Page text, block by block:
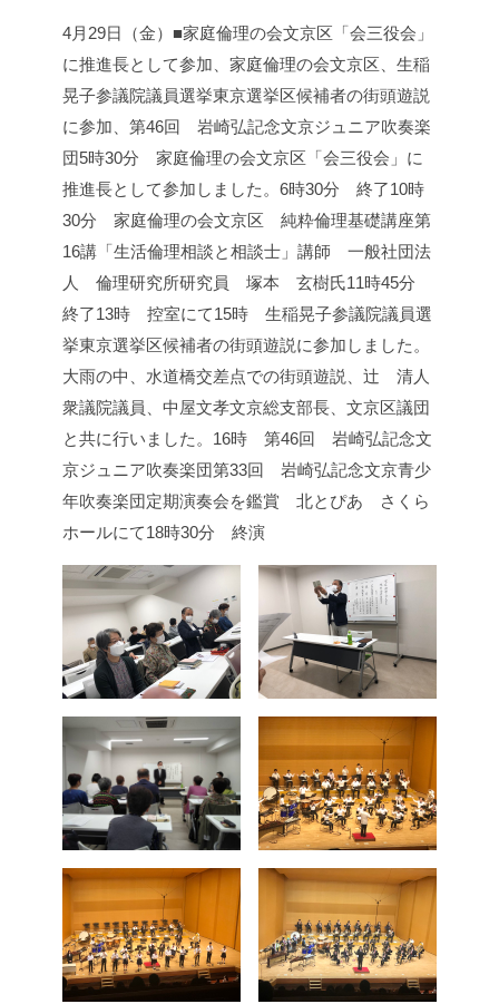
4月29日（金）■家庭倫理の会文京区「会三役会」
に推進長として参加、家庭倫理の会文京区、生稲
晃子参議院議員選挙東京選挙区候補者の街頭遊説
に参加、第46回 岩崎弘記念文京ジュニア吹奏楽
団5時30分 家庭倫理の会文京区「会三役会」に
推進長として参加しました。 6時30分 終了10時
30分 家庭倫理の会文京区 純粋倫理基礎講座第
16講 「生活倫理相談と相談士」講師 一般社団法
人 倫理研究所研究員 塚本 玄樹氏11時45分
終了13時 控室にて15時 生稲晃子参議院議員選
挙東京選挙区候補者の街頭遊説に参加しました。
大雨の中、水道橋交差点での街頭遊説、辻 清人
衆議院議員、中屋文孝文京総支部長、文京区議団
と共に行いました。 16時 第46回 岩崎弘記念文
京ジュニア吹奏楽団第33回 岩崎弘記念文京青少
年吹奏楽団定期演奏会を鑑賞 北とぴあ さくら
ホールにて18時30分 終演